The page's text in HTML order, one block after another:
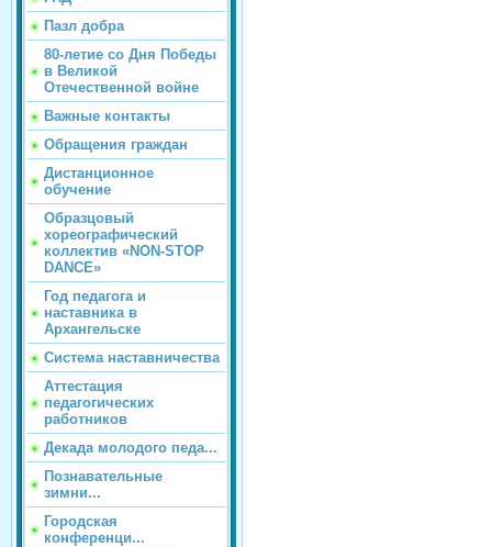
Пазл добра
80-летие со Дня Победы
в Великой
Отечественной войне
Важные контакты
Обращения граждан
Дистанционное
обучение
Образцовый
хореографический
коллектив «NON-STOP
DANCE»
Год педагога и
наставника в
Архангельске
Система наставничества
Аттестация
педагогических
работников
Декада молодого педа...
Познавательные
зимни...
Городская
конференци...